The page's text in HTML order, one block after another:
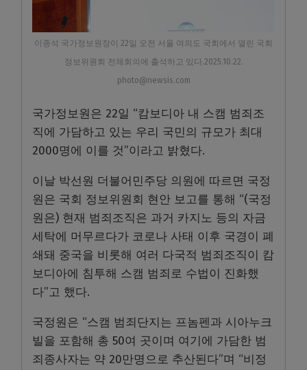
이종석 국가정보원장이 22일 오전 서울 여의도 국회에서 열린 국회
정보위원회 전체회의에 출석하고 있다.2025.10.22.
photo@newsis.com
국가정보원은 22일 “캄보디아 내 스캠 범죄조
직에 가담하고 있는 우리 국민의 규모가 최대
2000명에 이를 것”이라고 밝혔다.
이날 박선원 더불어민주당 의원에 따르면 국정
원은 국회 정보위원회 현안 보고를 통해 “(국정
원은) 현재 범죄조직은 과거 카지노 등의 자금
세탁에 머무르다가 코로나 사태 이후 국경이 폐
쇄돼 중국을 비롯해 여러 다국적 범죄조직이 캄
보디아에 침투해 스캠 범죄로 수법이 진화했
다”고 했다.
국정원은 “스캠 범죄단지는 프놈펜과 시아누크
빌을 포함해 총 50여 곳이며 여기에 가담한 범
죄종사자는 약 20만명으로 추산된다”며 “비정